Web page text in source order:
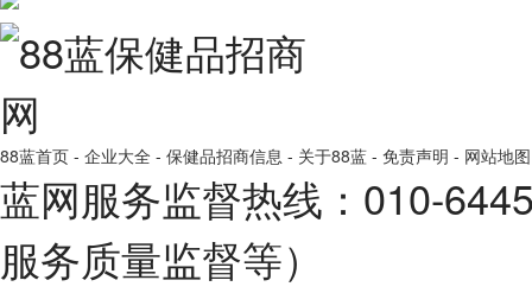
88蓝首页 - 企业大全 - 保健品招商信息 - 关于88蓝 - 免责声明 - 网站地图
蓝网服务监督热线：010-
服务质量监督等）